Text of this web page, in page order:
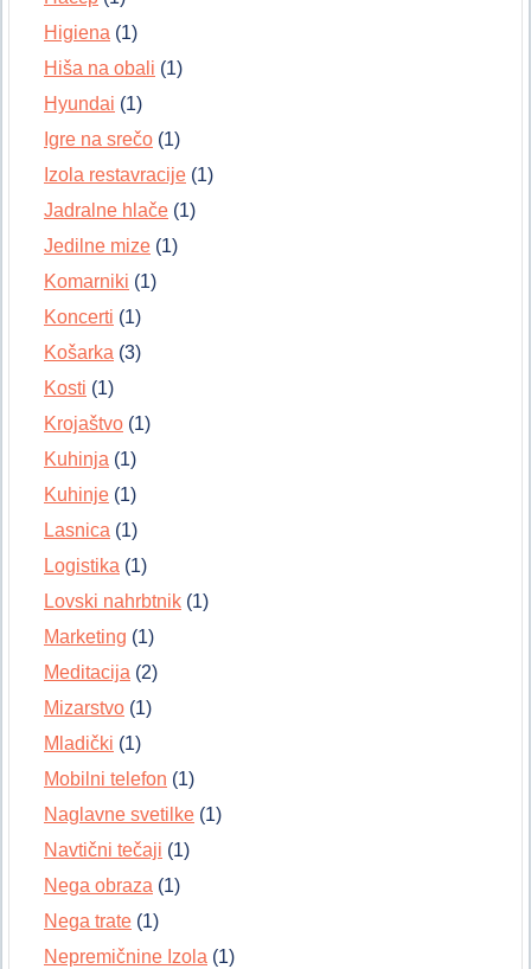
Higiena (1)
Hiša na obali (1)
Hyundai (1)
Igre na srečo (1)
Izola restavracije (1)
Jadralne hlače (1)
Jedilne mize (1)
Komarniki (1)
Koncerti (1)
Košarka (3)
Kosti (1)
Krojaštvo (1)
Kuhinja (1)
Kuhinje (1)
Lasnica (1)
Logistika (1)
Lovski nahrbtnik (1)
Marketing (1)
Meditacija (2)
Mizarstvo (1)
Mladički (1)
Mobilni telefon (1)
Naglavne svetilke (1)
Navtični tečaji (1)
Nega obraza (1)
Nega trate (1)
Nepremičnine Izola (1)